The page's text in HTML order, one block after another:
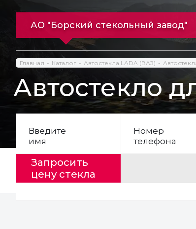
АО "Борский стекольный завод"
Главная Каталог Автостекла LADA (ВАЗ)
Автостекло
Введите
имя
Номер
телефона
Запросить
цену стекла